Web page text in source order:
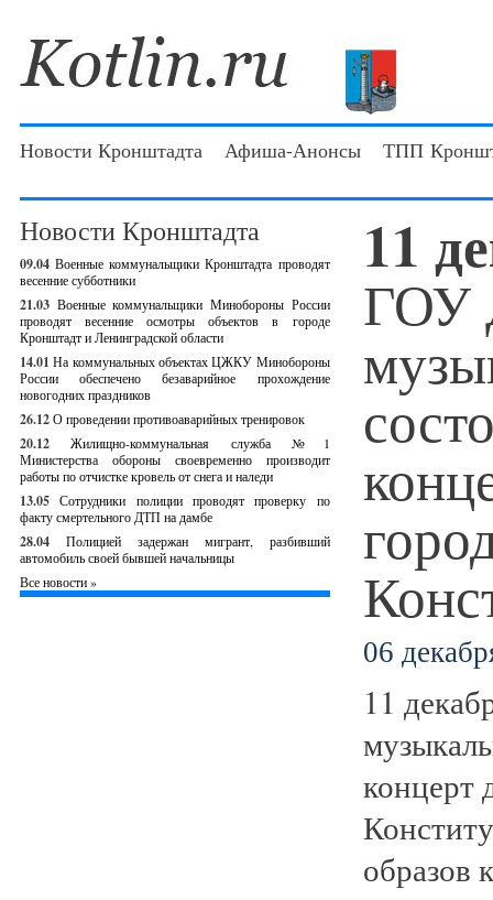
Новости Кронштадта Афиша-Анонсы ТПП
Новости Кронштадта
09.04 Военные коммунальщики Кронштадта проводят
весенние субботники
21.03 Военные коммунальщики Минобороны России
проводят весенние осмотры объектов в городе
Кронштадт и Ленинградской области
14.01 На коммунальных объектах ЦЖКУ Минобороны
России обеспечено безаварийное прохождение
новогодних праздников
26.12О проведении противоаварийных тренировок
20.12
Жилищно-коммунальная служба №1
Министерства обороны своевременно производит
работы по отчистке кровель от снега и наледи
13.05 Сотрудники полиции проводят проверку по
факту смертельного ДТП на дамбе
28.04
Полицией задержан мигрант, разбивший
автомобиль своей бывшей начальницы
Все новости »
11
ГОУ
06
11
концерт
образов